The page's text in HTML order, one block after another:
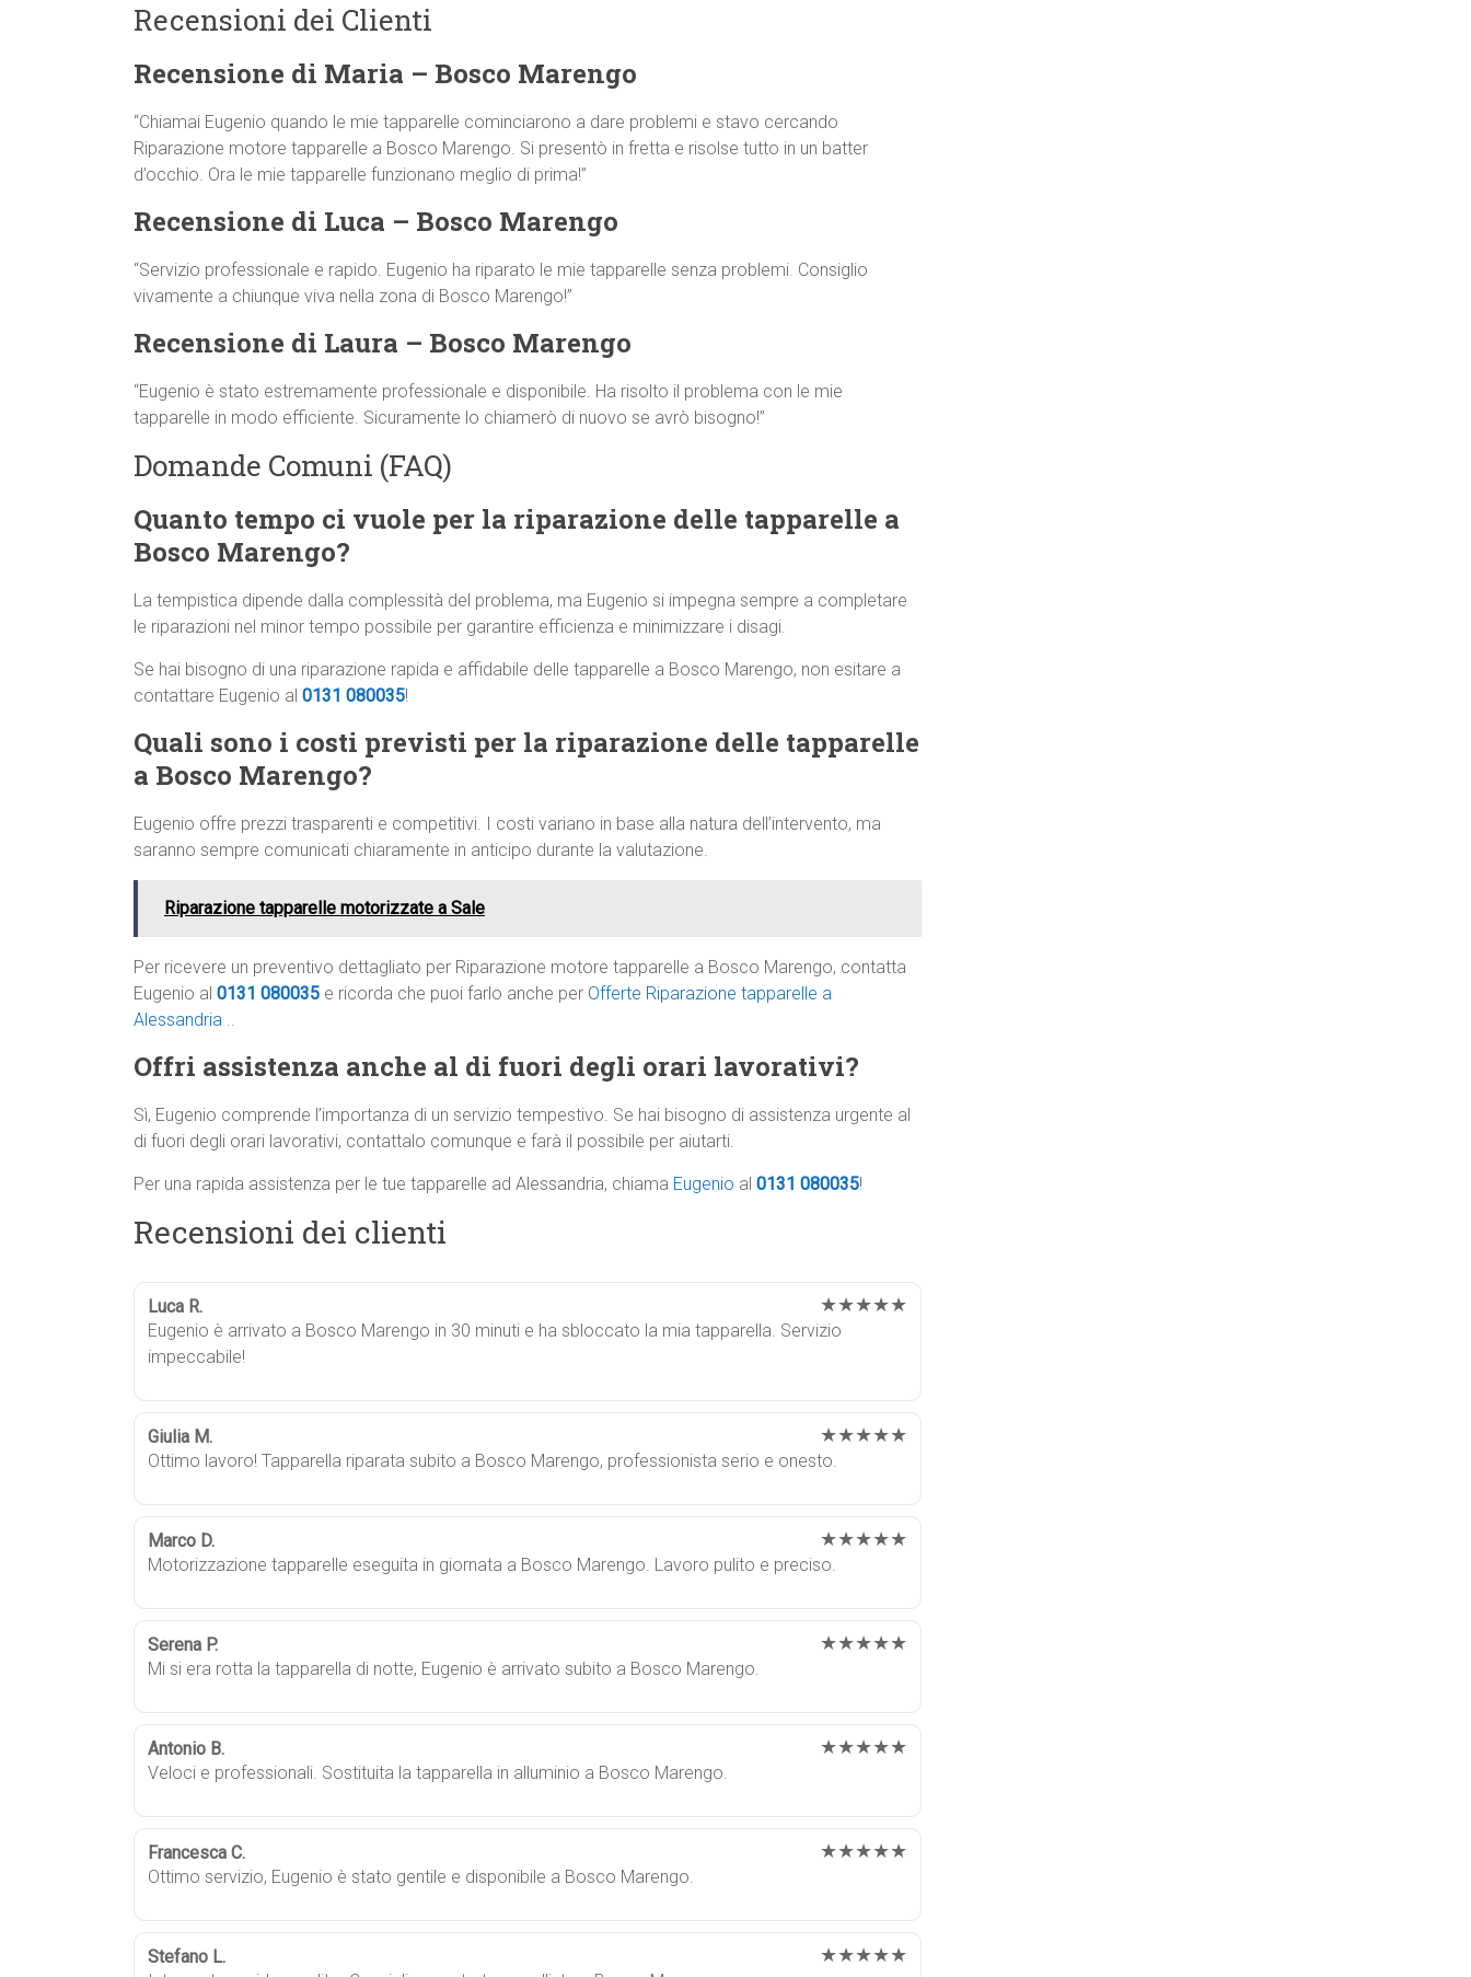
Recensioni dei Clienti
Recensione di Maria – Bosco Marengo
“Chiamai Eugenio quando le mie tapparelle cominciarono a dare problemi e stavo cercando
Riparazione motore tapparelle a Bosco Marengo. Si presentò in fretta e risolse tutto in un batter
d’occhio. Ora le mie tapparelle funzionano meglio di prima!”
Recensione di Luca – Bosco Marengo
“Servizio professionale e rapido. Eugenio ha riparato le mie tapparelle senza problemi. Consiglio
vivamente a chiunque viva nella zona di Bosco Marengo!”
Recensione di Laura – Bosco Marengo
“Eugenio è stato estremamente professionale e disponibile. Ha risolto il problema con le mie
tapparelle in modo efficiente. Sicuramente lo chiamerò di nuovo se avrò bisogno!”
Domande Comuni (FAQ)
Quanto tempo ci vuole per la riparazione delle tapparelle a
Bosco Marengo?
La tempistica dipende dalla complessità del problema, ma Eugenio si impegna sempre a completare
le riparazioni nel minor tempo possibile per garantire efficienza e minimizzare i disagi.
Se hai bisogno di una riparazione rapida e affidabile delle tapparelle a Bosco Marengo, non esitare a
contattare Eugenio al 0131 080035!
Quali sono i costi previsti per la riparazione delle tapparelle
a Bosco Marengo?
Eugenio offre prezzi trasparenti e competitivi. I costi variano in base alla natura dell’intervento, ma
saranno sempre comunicati chiaramente in anticipo durante la valutazione.
Riparazione tapparelle motorizzate a Sale
Per ricevere un preventivo dettagliato per Riparazione motore tapparelle a Bosco Marengo, contatta
Eugenio al 0131 080035 e ricorda che puoi farlo anche per Offerte Riparazione tapparelle a
Alessandria ..
Offri assistenza anche al di fuori degli orari lavorativi?
Sì, Eugenio comprende l’importanza di un servizio tempestivo. Se hai bisogno di assistenza urgente al
di fuori degli orari lavorativi, contattalo comunque e farà il possibile per aiutarti.
Per una rapida assistenza per le tue tapparelle ad Alessandria, chiama Eugenio al 0131 080035!
Recensioni dei clienti
Luca R. ★★★★★
Eugenio è arrivato a Bosco Marengo in 30 minuti e ha sbloccato la mia tapparella. Servizio
impeccabile!
Giulia M. ★★★★★
Ottimo lavoro! Tapparella riparata subito a Bosco Marengo, professionista serio e onesto.
Marco D. ★★★★★
Motorizzazione tapparelle eseguita in giornata a Bosco Marengo. Lavoro pulito e preciso.
Serena P. ★★★★★
Mi si era rotta la tapparella di notte, Eugenio è arrivato subito a Bosco Marengo.
Antonio B. ★★★★★
Veloci e professionali. Sostituita la tapparella in alluminio a Bosco Marengo.
Francesca C. ★★★★★
Ottimo servizio, Eugenio è stato gentile e disponibile a Bosco Marengo.
Stefano L. ★★★★★